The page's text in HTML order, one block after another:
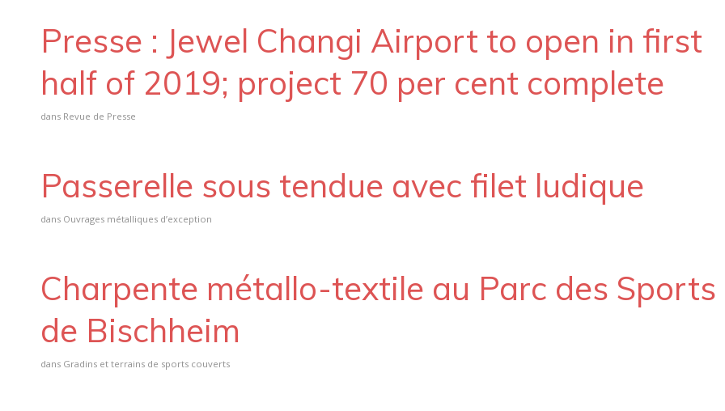
Presse : Jewel Changi Airport to open in first
half of 2019; project 70 per cent complete
dans Revue de Presse
Passerelle sous tendue avec filet ludique
dans Ouvrages métalliques d’exception
Charpente métallo-textile au Parc des Sports
de Bischheim
dans Gradins et terrains de sports couverts